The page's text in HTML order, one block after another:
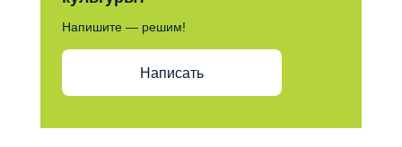
Напишите — решим!
Написать